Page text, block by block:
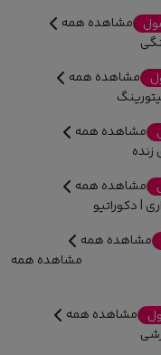
مشاهده همه
مشاهده همه
مشاهده همه
زنده
مشاهده همه
| دکوراتیو
مشاهده همه
مشاهده همه
مشاهده همه